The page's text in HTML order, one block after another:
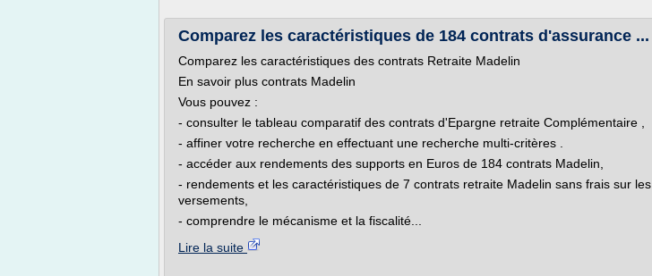
Comparez les caractéristiques de 184 contrats d'assurance ...
Comparez les caractéristiques des contrats Retraite Madelin
En savoir plus contrats Madelin
Vous pouvez :
- consulter le tableau comparatif des contrats d'Epargne retraite Complémentaire ,
- affiner votre recherche en effectuant une recherche multi-critères .
- accéder aux rendements des supports en Euros de 184 contrats Madelin,
- rendements et les caractéristiques de 7 contrats retraite Madelin sans frais sur les
versements,
- comprendre le mécanisme et la fiscalité...
Lire la suite